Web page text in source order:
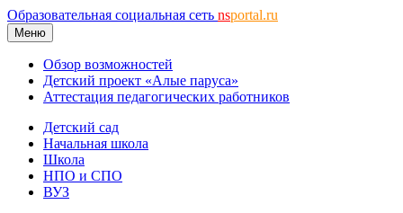
Образовательная социальная сеть nsportal.ru
Меню
Обзор возможностей
Детский проект «Алые паруса»
Аттестация педагогических работников
Детский сад
Начальная школа
Школа
НПО и СПО
ВУЗ